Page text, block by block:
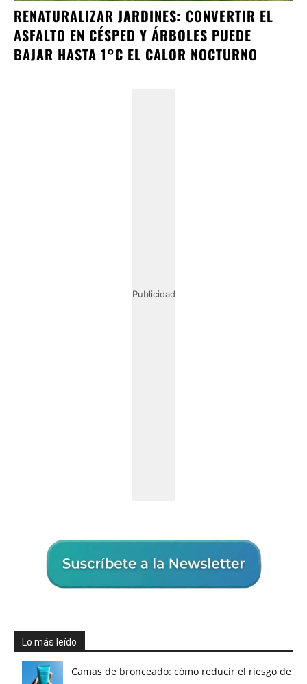
RENATURALIZAR JARDINES: CONVERTIR EL
ASFALTO EN CÉSPED Y ÁRBOLES PUEDE
BAJAR HASTA 1°C EL CALOR NOCTURNO
Publicidad
Lo más leído
Camas de bronceado: cómo reducir el riesgo de